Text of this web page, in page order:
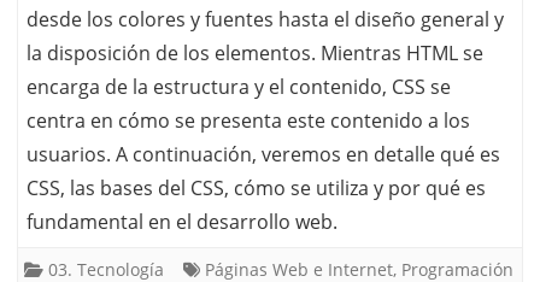
desde los colores y fuentes hasta el diseño general y
la disposición de los elementos. Mientras HTML se
encarga de la estructura y el contenido, CSS se
centra en cómo se presenta este contenido a los
usuarios. A continuación, veremos en detalle qué es
CSS, las bases del CSS, cómo se utiliza y por qué es
fundamental en el desarrollo web.
03. Tecnología Páginas Web e Internet, Programación